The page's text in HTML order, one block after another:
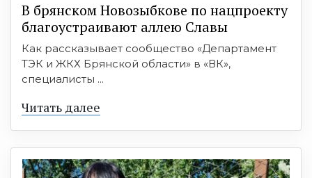
В брянском Новозыбкове по нацпроекту
благоустраивают аллею Славы
Как рассказывает сообщество «Департамент
ТЭК и ЖКХ Брянской области» в «ВК»,
специалисты ...
Читать далее